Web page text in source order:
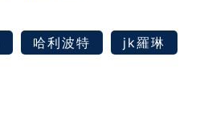
哈利波特
jk羅琳